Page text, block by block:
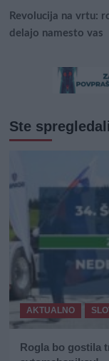
Revolucija na vrtu:
delajo namesto vas
Ste
AKTUALNO
Rogla bo gostila